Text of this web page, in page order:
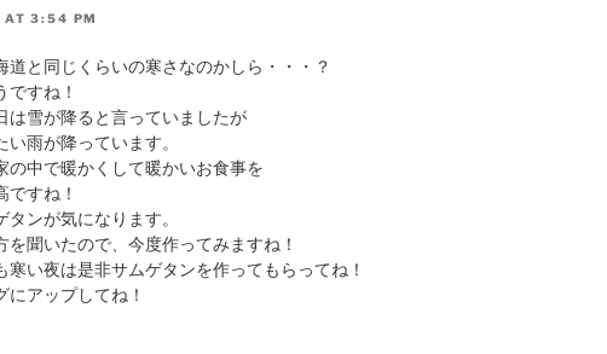
3:54 PM
道と同じくらいの寒さなのかしら・・・？
ですね！
は雪が降ると言っていましたが
い雨が降っています。
の中で暖かくして暖かいお食事を
ですね！
タンが気になります。
を聞いたので、今度作ってみますね！
寒い夜は是非サムゲタンを作ってもらってね！
にアップしてね！